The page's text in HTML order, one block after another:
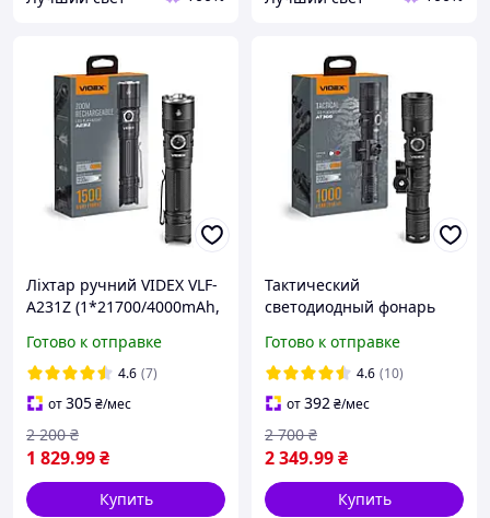
Ліхтар ручний VIDEX VLF-
A231Z (1*21700/4000mAh,
1500lm, 5000K)
Готово к отправке
4.6 (7)
от305₴/мес
1 829.99₴
2 200 ₴
Купить
Тактический
светодиодный фонарь
5000K
Готово к отправке
4.6 (10)
от392₴/мес
2 349.99₴
2 700 ₴
Купить